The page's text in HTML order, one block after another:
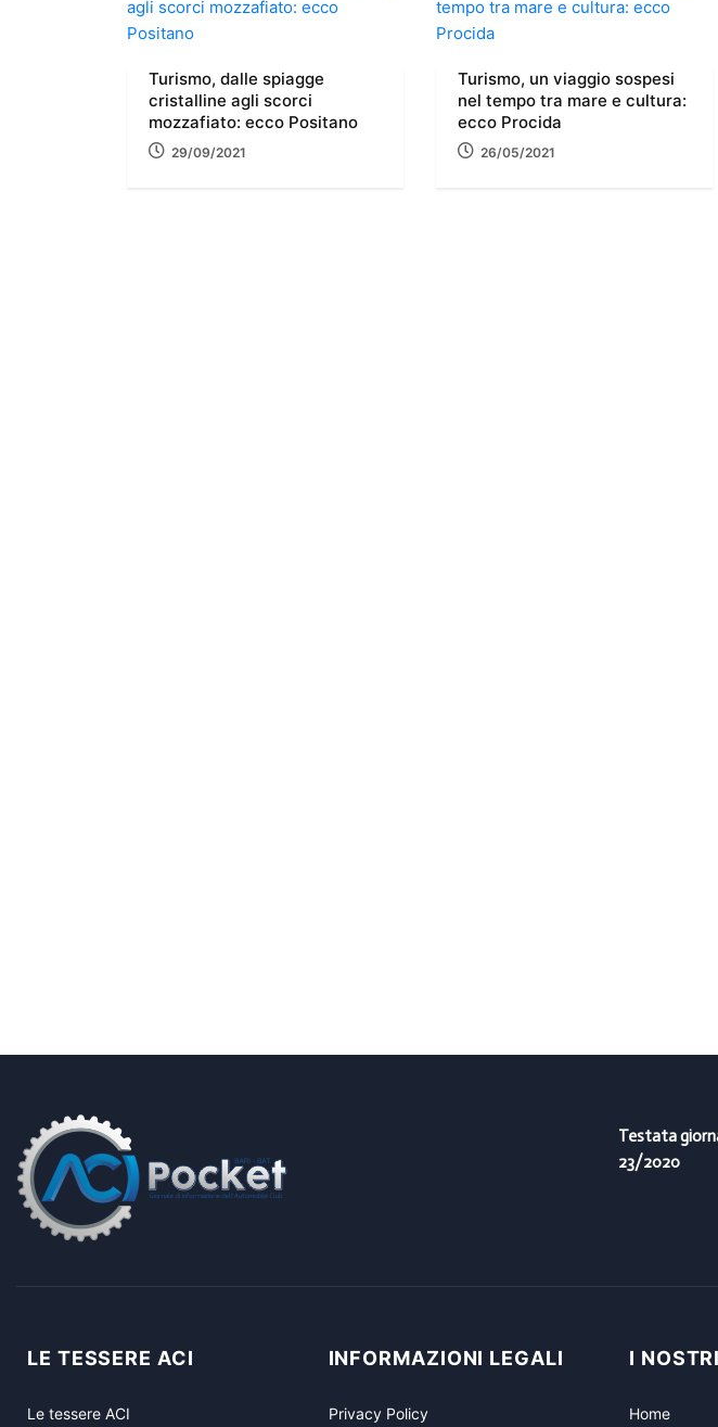
Turismo, dalle spiagge
cristalline agli scorci
mozzafiato: ecco Positano
29/09/2021
Turismo, un viaggio sospesi
nel tempo tra mare e cultura:
ecco Procida
26/05/2021
Testata
23/2020
LE TESSERE ACI
Le tessere ACI
INFORMAZIONI LEGALI
Privacy Policy
I
Home